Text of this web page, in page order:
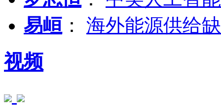
易峘 ： 海外能源供给
视频